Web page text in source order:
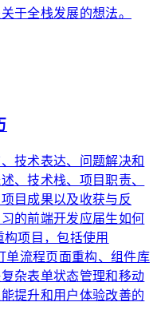
于全栈发展的想法。
技术表达、问题解决和
、技术栈、项目职责、
目成果以及收获与反
的前端开发应届生如何
项目，包括使用
流程页面重构、组件库
杂表单状态管理和移动
提升和用户体验改善的